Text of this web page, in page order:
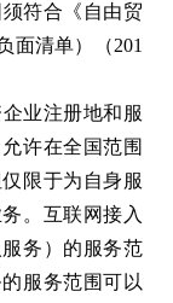
符合《自由贸
面清单）（201
业注册地和服
许在全国范围
限于为自身服
。互联网接入
务）的服务范
服务范围可以